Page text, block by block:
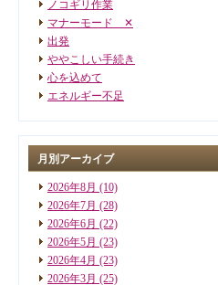
ノコギリ作業
マナーモード ✕
出発
ややこしい手続き
心を込めて
エネルギー不足
月別アーカイブ
2026年8月 (10)
2026年7月 (28)
2026年6月 (22)
2026年5月 (23)
2026年4月 (23)
2026年3月 (25)